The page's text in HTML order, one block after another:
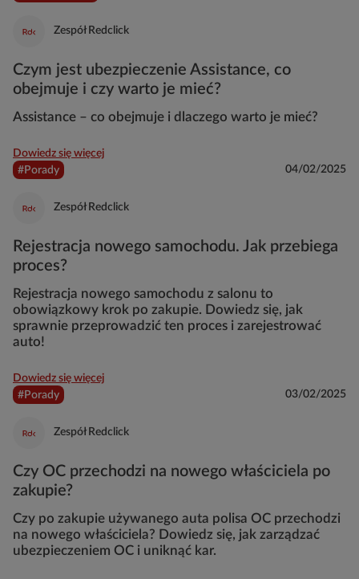
Zespół Redclick
Czym jest ubezpieczenie Assistance, co
obejmuje i czy warto je mieć?
Assistance – co obejmuje i dlaczego warto je mieć?
Dowiedz się więcej
#Porady
04/02/2025
Zespół Redclick
Rejestracja nowego samochodu. Jak przebiega
proces?
Rejestracja nowego samochodu z salonu to
obowiązkowy krok po zakupie. Dowiedz się, jak
sprawnie przeprowadzić ten proces i zarejestrować
auto!
Dowiedz się więcej
#Porady
03/02/2025
Zespół Redclick
Czy OC przechodzi na nowego właściciela po
zakupie?
Czy po zakupie używanego auta polisa OC przechodzi
na nowego właściciela? Dowiedz się, jak zarządzać
ubezpieczeniem OC i uniknąć kar.